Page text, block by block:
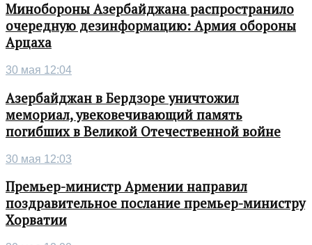
Минобороны Азербайджана распространило
очередную дезинформацию: Армия обороны
Арцаха
30 мая 12:04
Азербайджан в Бердзоре уничтожил
мемориал, увековечивающий память
погибших в Великой Отечественной войне
30 мая 12:03
Премьер-министр Армении направил
поздравительное послание премьер-министру
Хорватии